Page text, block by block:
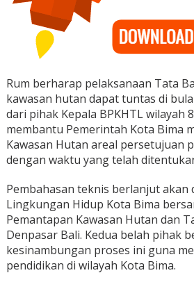
n
P
K
H
T
L
W
i
a
y
a
h
8
D
e
Rum berharap pelaksanaan Tata
kawasan hutan dapat tuntas di
dari pihak Kepala BPKHTL wilayah
membantu Pemerintah Kota Bima
Kawasan Hutan areal persetujuan
dengan waktu yang telah
Pembahasan teknis berlanjut
Lingkungan Hidup Kota Bima
Pemantapan Kawasan Hutan dan
Denpasar Bali. Kedua belah pihak
kesinambungan proses ini guna
pendidikan di wilayah Kota Bima.